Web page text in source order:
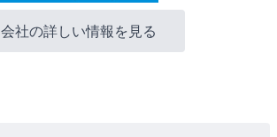
会社の詳しい情報を見る